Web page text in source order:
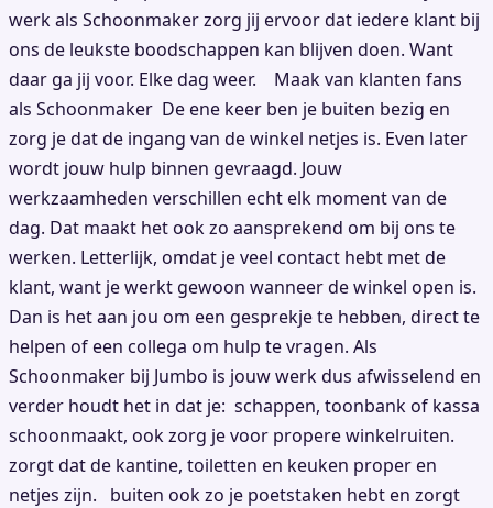
werk als Schoonmaker zorg jij ervoor dat iedere klant bij
ons de leukste boodschappen kan blijven doen. Want
daar ga jij voor. Elke dag weer. Maak van klanten fans
als Schoonmaker De ene keer ben je buiten bezig en
zorg je dat de ingang van de winkel netjes is. Even later
wordt jouw hulp binnen gevraagd. Jouw
werkzaamheden verschillen echt elk moment van de
dag. Dat maakt het ook zo aansprekend om bij ons te
werken. Letterlijk, omdat je veel contact hebt met de
klant, want je werkt gewoon wanneer de winkel open is.
Dan is het aan jou om een gesprekje te hebben, direct te
helpen of een collega om hulp te vragen. Als
Schoonmaker bij Jumbo is jouw werk dus afwisselend en
verder houdt het in dat je: schappen, toonbank of kassa
schoonmaakt, ook zorg je voor propere winkelruiten.
zorgt dat de kantine, toiletten en keuken proper en
netjes zijn. buiten ook zo je poetstaken hebt en zorgt